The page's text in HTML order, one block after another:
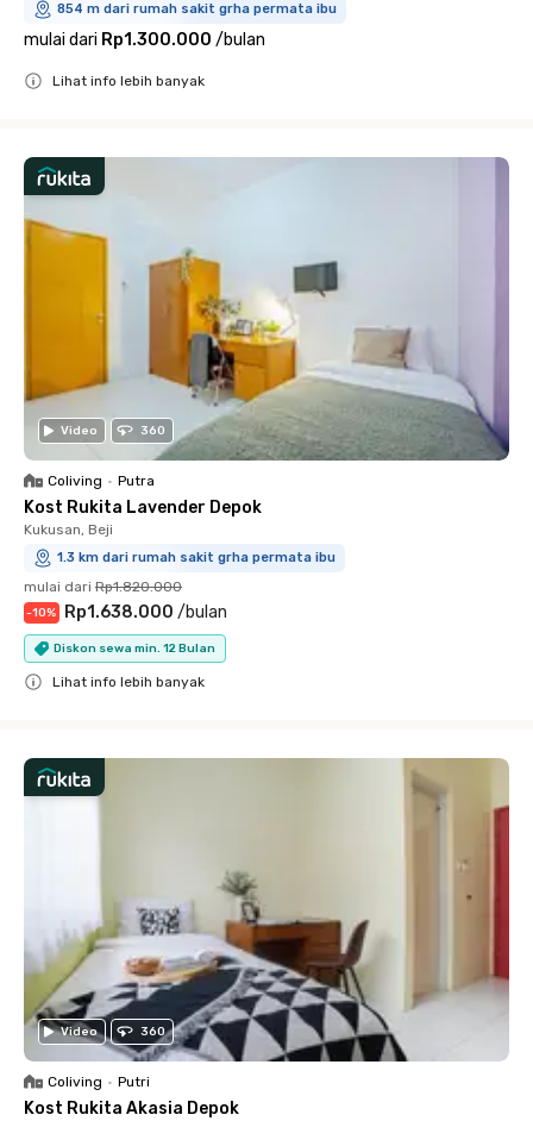
854 m dari rumah sakit grha permata ibu
mulai dari Rp1.300.000 /bulan
Lihat info lebih banyak
Video 360
Coliving • Putra
Kost Rukita Lavender Depok
Kukusan, Beji
1.3 km dari rumah sakit grha permata ibu
mulai dari Rp1.820.000
-10% Rp1.638.000 /bulan
Diskon sewa min. 12 Bulan
Lihat info lebih banyak
Video 360
Coliving • Putri
Kost Rukita Akasia Depok